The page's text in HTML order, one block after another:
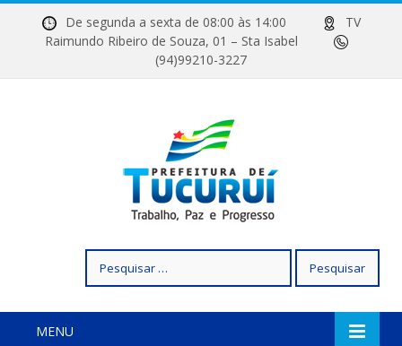
De segunda a sexta de 08:00 às 14:00
TV
Raimundo Ribeiro de Souza, 01 – Sta Isabel
(94)99210-3227
por:
MENU